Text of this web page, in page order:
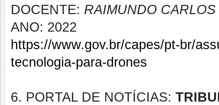
DOCENTE: RAIMUNDO
ANO: 2022
https://www.gov.br/capes/pt-br/
tecnologia-para-drones
6. PORTAL DE NOTÍCIAS: